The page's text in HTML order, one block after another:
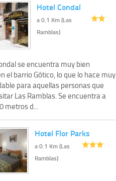
Hotel Condal
a 0.1 Km (Las
Ramblas)
se encuentra muy bien
el barrio Gótico, lo que lo hace muy
para aquellas personas que
Las Ramblas. Se encuentra a
metros d...
Hotel Flor Parks
a 0.1 Km (Las
Ramblas)